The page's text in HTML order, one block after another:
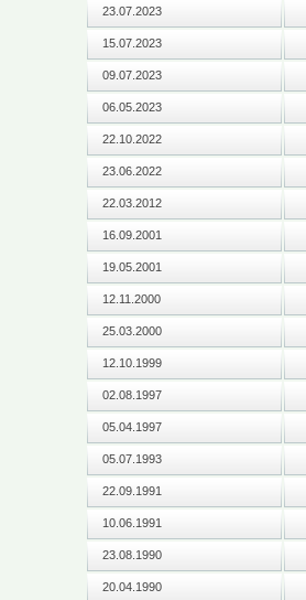
23.07.2023
15.07.2023
09.07.2023
06.05.2023
22.10.2022
23.06.2022
22.03.2012
16.09.2001
19.05.2001
12.11.2000
25.03.2000
12.10.1999
02.08.1997
05.04.1997
05.07.1993
22.09.1991
10.06.1991
23.08.1990
20.04.1990